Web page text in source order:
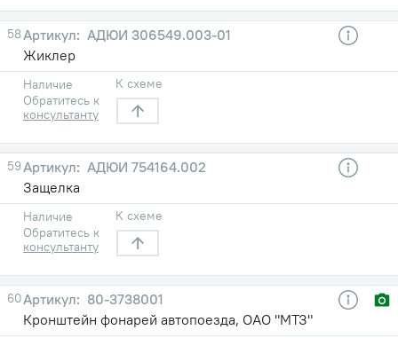
58
АДЮИ 306549.003-01
Жиклер
Наличие
Обратитесь к
консультанту
К схеме
59
АДЮИ 754164.002
Защелка
Наличие
Обратитесь к
консультанту
К схеме
60
80-3738001
Кронштейн фонарей автопоезда, ОАО "МТЗ"